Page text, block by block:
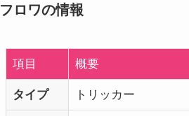
フロワの情報
項目 概要
タイプ トリッカー